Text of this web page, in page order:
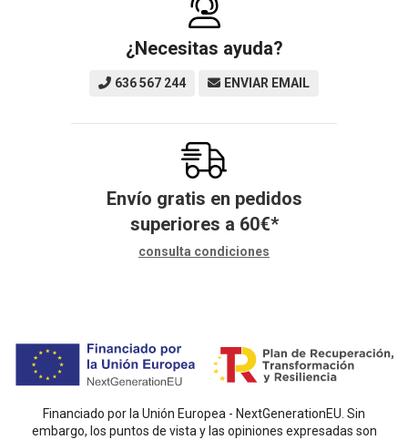
¿Necesitas ayuda?
636 567 244 ENVIAR EMAIL
Envío gratis en pedidos
superiores a 60€*
consulta condiciones
Financiado por la Unión Europea - NextGenerationEU. Sin
embargo, los puntos de vista y las opiniones expresadas son